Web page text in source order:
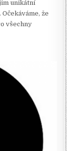
unikátní
že
všechny